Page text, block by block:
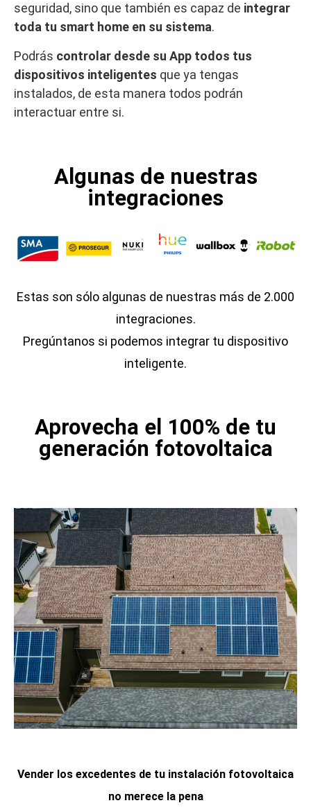
seguridad, sino que también es capaz de integrar
toda tu smart home en su sistema.
Podrás controlar desde su App todos tus
dispositivos inteligentes que ya tengas
instalados, de esta manera todos podrán
interactuar entre si.
Algunas de nuestras
integraciones
Estas son sólo algunas de nuestras más de 2.000
integraciones.
Pregúntanos si podemos integrar tu dispositivo
inteligente.
Aprovecha el 100% de tu
generación fotovoltaica
Vender los excedentes de tu instalación fotovoltaica
no merece la pena